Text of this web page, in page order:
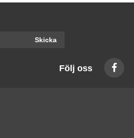
Skicka
Följ oss